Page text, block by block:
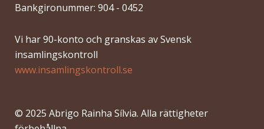
Bankgironummer: 904 - 0452
Vi har 90-konto och granskas av Svensk
insamlingskontroll
www.insamlingskontroll.se
© 2025 Abrigo Rainha Sílvia. Alla rättigheter